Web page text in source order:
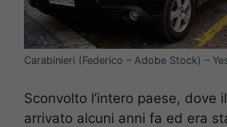
Carabinieri (Federico – Adobe Stock) –
Sconvolto l’intero paese, dove
arrivato alcuni anni fa ed era